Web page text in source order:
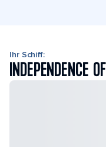
Ihr Schiff:
INDEPENDENCE